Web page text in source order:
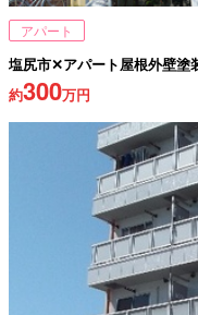
アパート
塩尻市✕アパート屋根外壁塗
約300万円